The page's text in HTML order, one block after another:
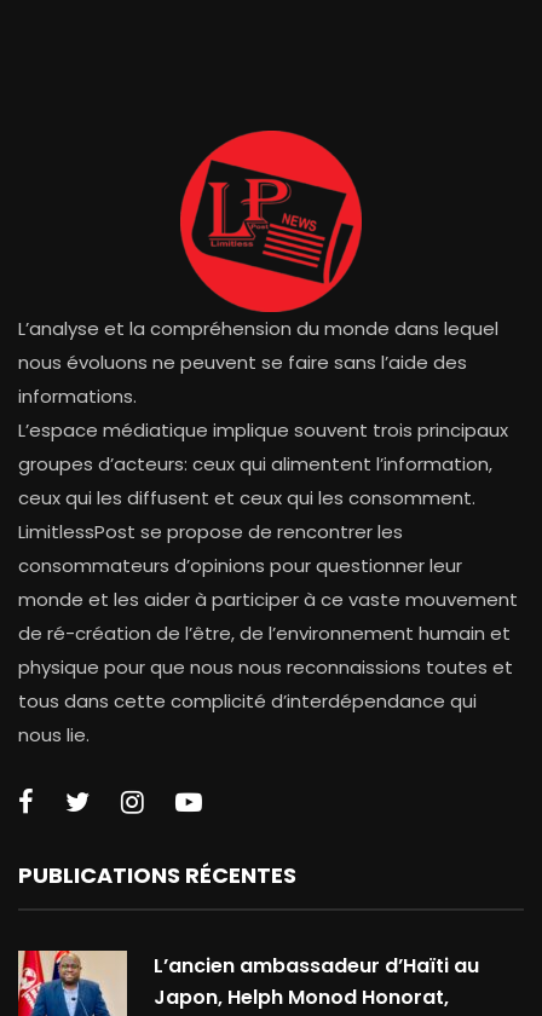
L’analyse et la compréhension du monde dans lequel
nous évoluons ne peuvent se faire sans l’aide des
informations.
L’espace médiatique implique souvent trois principaux
groupes d’acteurs: ceux qui alimentent l’information,
ceux qui les diffusent et ceux qui les consomment.
LimitlessPost se propose de rencontrer les
consommateurs d’opinions pour questionner leur
monde et les aider à participer à ce vaste mouvement
de ré-création de l’être, de l’environnement humain et
physique pour que nous nous reconnaissions toutes et
tous dans cette complicité d’interdépendance qui
nous lie.
PUBLICATIONS RÉCENTES
L’ancien ambassadeur d’Haïti au
Japon, Helph Monod Honorat,